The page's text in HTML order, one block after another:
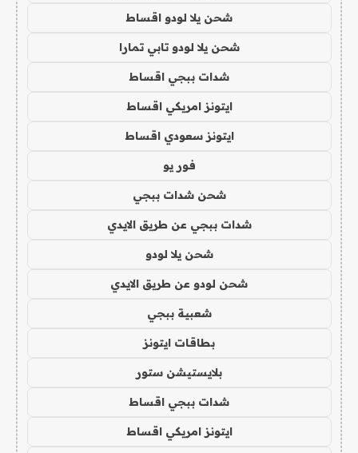
شحن يلا لودو اقساط
شحن يلا لودو تابي تمارا
شدات ببجي اقساط
ايتونز امريكي اقساط
ايتونز سعودي اقساط
فور يو
شحن شدات ببجي
شدات ببجي عن طريق الايدي
شحن يلا لودو
شحن لودو عن طريق الايدي
شعبية ببجي
بطاقات ايتونز
بلايستيشن ستور
شدات ببجي اقساط
ايتونز امريكي اقساط